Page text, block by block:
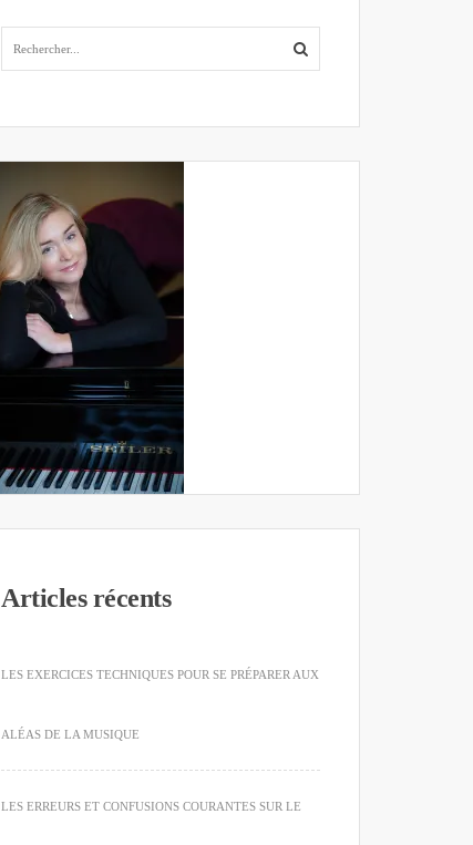
Articles récents
LES EXERCICES TECHNIQUES POUR SE PRÉPARER AUX
ALÉAS DE LA MUSIQUE
LES ERREURS ET CONFUSIONS COURANTES SUR LE